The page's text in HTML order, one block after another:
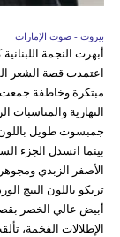
بيروت - صوت الإمارات
أبهرت النجمة
اعتمدت قصة الشعر
مبتكرة وخاطفة جمعت
النهارية والمناسبات
جمبسوت طويل باللون
بينما انسدل الجزء
الأصفر الزبدي
تريكو باللون البيج
أبيض عالي الخصر
الإطلالات الفخمة،